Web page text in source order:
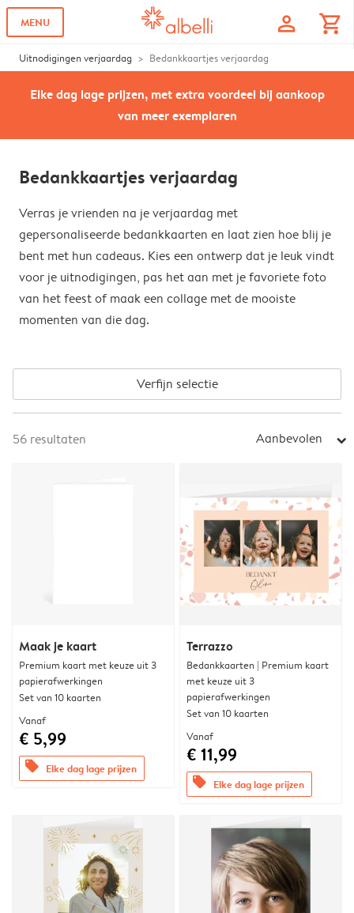
MENU profile shopping_cart
Uitnodigingen verjaardag Bedankkaartjes verjaardag
Elke dag lage prijzen, met extra voordeel bij aankoop
van meer exemplaren
Bedankkaartjes verjaardag
Verras je vrienden na je verjaardag met
gepersonaliseerde bedankkaarten en laat zien hoe blij je
bent met hun cadeaus. Kies een ontwerp dat je leuk vindt
voor je uitnodigingen, pas het aan met je favoriete foto
van het feest of maak een collage met de mooiste
momenten van die dag.
Verfijn selectie
56 resultaten Aanbevolen arrow_right
Maak je kaart
Premium kaart met keuze uit 3
papierafwerkingen
Set van 10 kaarten
Vanaf
€ 5,99
offers Elke dag lage prijzen
Terrazzo
Bedankkaarten | Premium kaart
met keuze uit 3
papierafwerkingen
Set van 10 kaarten
Vanaf
€ 11,99
offers Elke dag lage prijzen